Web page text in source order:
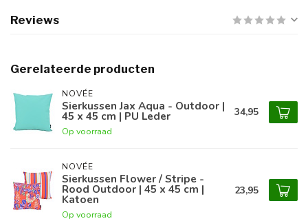
Reviews
Gerelateerde producten
NOVÉE
Sierkussen Jax Aqua - Outdoor |
45 x 45 cm | PU Leder
Op voorraad
34,95
NOVÉE
Sierkussen Flower / Stripe -
Rood Outdoor | 45 x 45 cm |
Katoen
Op voorraad
23,95